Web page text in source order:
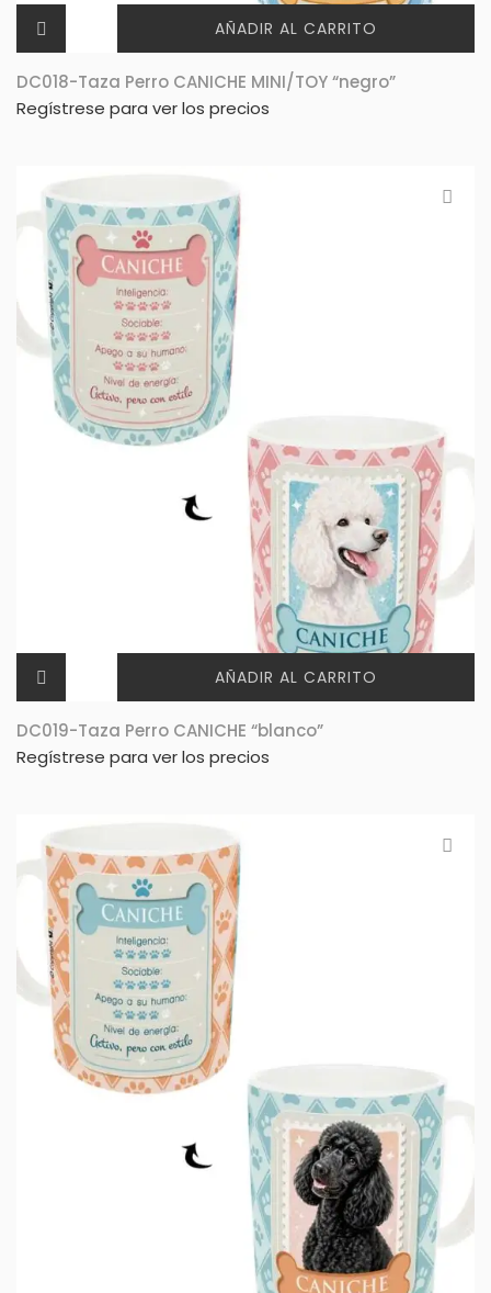
AÑADIR AL CARRITO
DC018-Taza Perro CANICHE MINI/TOY “negro”
Regístrese para ver los precios
AÑADIR AL CARRITO
DC019-Taza Perro CANICHE “blanco”
Regístrese para ver los precios